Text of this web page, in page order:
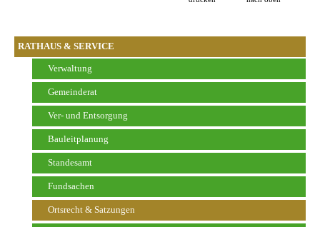
RATHAUS & SERVICE
Verwaltung
Gemeinderat
Ver- und Entsorgung
Bauleitplanung
Standesamt
Fundsachen
Ortsrecht & Satzungen